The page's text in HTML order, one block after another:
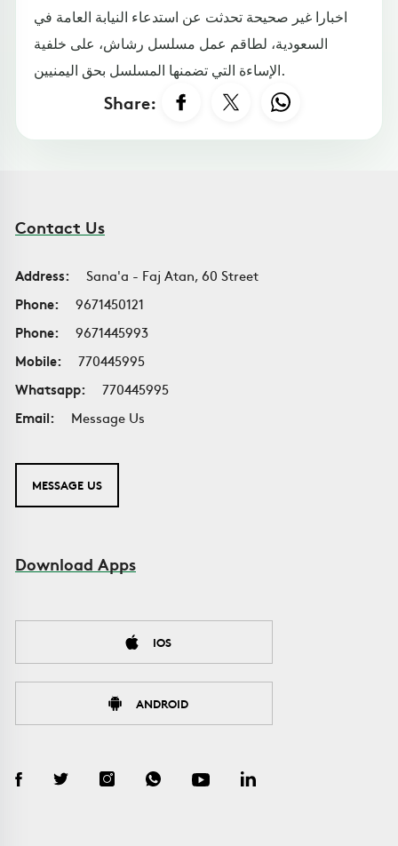
اخبارا غير صحيحة تحدثت عن استدعاء النيابة العامة في
السعودية، لطاقم عمل مسلسل رشاش، على خلفية
الإساءة التي تضمنها المسلسل بحق اليمنيين.
Share:
Contact Us
Address:
Sana'a - Faj Atan, 60 Street
Phone:
9671450121
Phone:
9671445993
Mobile:
770445995
Whatsapp:
770445995
Email:
Message Us
MESSAGE US
Download Apps
IOS
ANDROID